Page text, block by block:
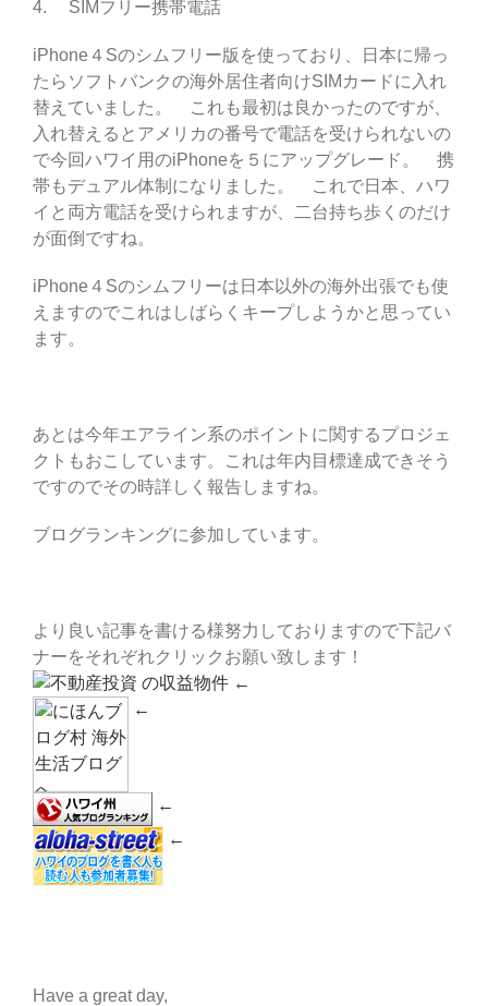
4. SIMフリー携帯電話
iPhone４Sのシムフリー版を使っており、日本に帰っ
たらソフトバンクの海外居住者向けSIMカードに入れ
替えていました。 これも最初は良かったのですが、
入れ替えるとアメリカの番号で電話を受けられないの
で今回ハワイ用のiPhoneを５にアップグレード。 携
帯もデュアル体制になりました。 これで日本、ハワ
イと両方電話を受けられますが、二台持ち歩くのだけ
が面倒ですね。
iPhone４Sのシムフリーは日本以外の海外出張でも使
えますのでこれはしばらくキープしようかと思ってい
ます。
あとは今年エアライン系のポイントに関するプロジェ
クトもおこしています。これは年内目標達成できそう
ですのでその時詳しく報告しますね。
ブログランキングに参加しています。
より良い記事を書ける様努力しておりますので下記バ
ナーをそれぞれクリックお願い致します！
←
←
←
←
Have a great day,